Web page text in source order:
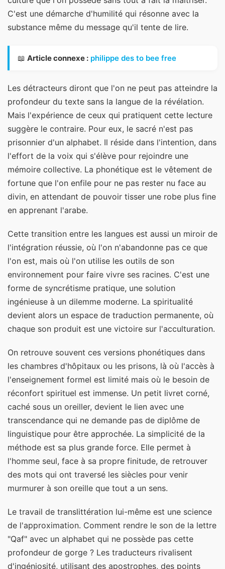
C'est une démarche d'humilité qui résonne avec la
substance même du message qu'il tente de lire.
📖 Article connexe : philippe des to bee free
Les détracteurs diront que l'on ne peut pas atteindre la
profondeur du texte sans la langue de la révélation.
Mais l'expérience de ceux qui pratiquent cette lecture
suggère le contraire. Pour eux, le sacré n'est pas
prisonnier d'un alphabet. Il réside dans l'intention, dans
l'effort de la voix qui s'élève pour rejoindre une
mémoire collective. La phonétique est le vêtement de
fortune que l'on enfile pour ne pas rester nu face au
divin, en attendant de pouvoir tisser une robe plus fine
en apprenant l'arabe.
Cette transition entre les langues est aussi un miroir de
l'intégration réussie, où l'on n'abandonne pas ce que
l'on est, mais où l'on utilise les outils de son
environnement pour faire vivre ses racines. C'est une
forme de syncrétisme pratique, une solution
ingénieuse à un dilemme moderne. La spiritualité
devient alors un espace de traduction permanente, où
chaque son produit est une victoire sur l'acculturation.
On retrouve souvent ces versions phonétiques dans
les chambres d'hôpitaux ou les prisons, là où l'accès à
l'enseignement formel est limité mais où le besoin de
réconfort spirituel est immense. Un petit livret corné,
caché sous un oreiller, devient le lien avec une
transcendance qui ne demande pas de diplôme de
linguistique pour être approchée. La simplicité de la
méthode est sa plus grande force. Elle permet à
l'homme seul, face à sa propre finitude, de retrouver
des mots qui ont traversé les siècles pour venir
murmurer à son oreille que tout a un sens.
Le travail de translittération lui-même est une science
de l'approximation. Comment rendre le son de la lettre
"Qaf" avec un alphabet qui ne possède pas cette
profondeur de gorge ? Les traducteurs rivalisent
d'ingéniosité, utilisant des apostrophes, des points